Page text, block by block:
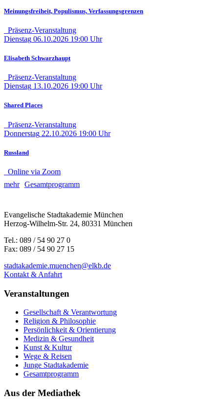
Meinungsfreiheit, Populismus, Verfassungsgrenzen
Präsenz-Veranstaltung
Dienstag 06.10.2026 19:00 Uhr
Elisabeth Schwarzhaupt
Präsenz-Veranstaltung
Dienstag 13.10.2026 19:00 Uhr
Shared Places
Präsenz-Veranstaltung
Donnerstag 22.10.2026 19:00 Uhr
Russland
Online via Zoom
mehr Gesamtprogramm
Evangelische Stadtakademie München
Herzog-Wilhelm-Str. 24, 80331 München
Tel.: 089 / 54 90 27 0
Fax: 089 / 54 90 27 15
stadtakademie.muenchen@elkb.de
Kontakt & Anfahrt
Veranstaltungen
Gesellschaft & Verantwortung
Religion & Philosophie
Persönlichkeit & Orientierung
Medizin & Gesundheit
Kunst & Kultur
Wege & Reisen
Junge Stadtakademie
Gesamtprogramm
Aus der Mediathek